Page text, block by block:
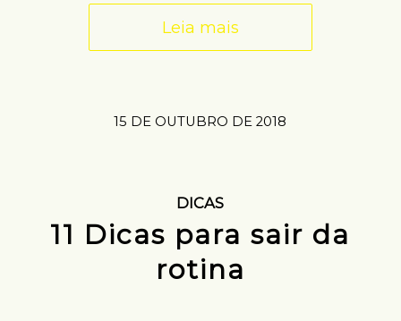
Leia mais
15 DE OUTUBRO DE 2018
DICAS
11 Dicas para sair da
rotina